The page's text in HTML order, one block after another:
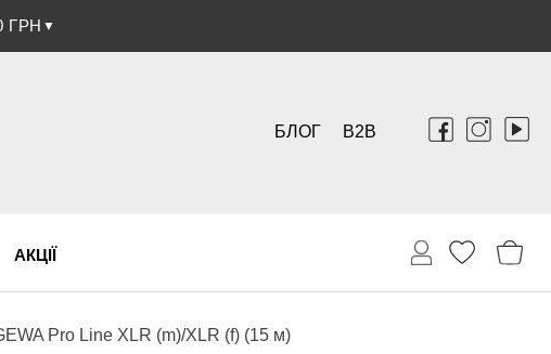
▼
B2B
БЛОГ
АКЦІЇ
Pro Line XLR (m)/XLR (f) (15 м)